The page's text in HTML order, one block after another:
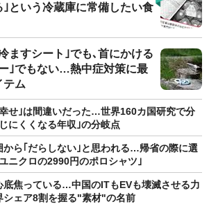
という冷蔵庫に常備したい食
ますシート｣でも､首にかける
｣でもない…熱中症対策に最
テム
せ｣は間違いだった…世界160カ国研究で分
にくくなる年収｣の分岐点
から｢だらしない｣と思われる…帰省の際に選
ニクロの2990円のポロシャツ｣
底焦っている…中国のITもEVも壊滅させる力
シェア8割を握る"素材"の名前